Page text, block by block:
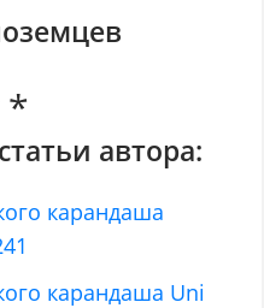
автора:
карандаша
карандаша Uni